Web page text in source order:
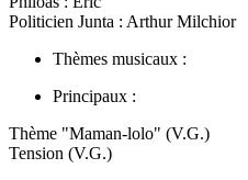
Politicien Junta : Arthur Milchior
Thèmes musicaux :
Principaux :
Thème "Maman-lolo" (V.G.)
Tension (V.G.)